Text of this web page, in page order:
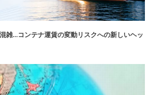
雑…コンテナ運賃の変動リスクへの新しいヘッ